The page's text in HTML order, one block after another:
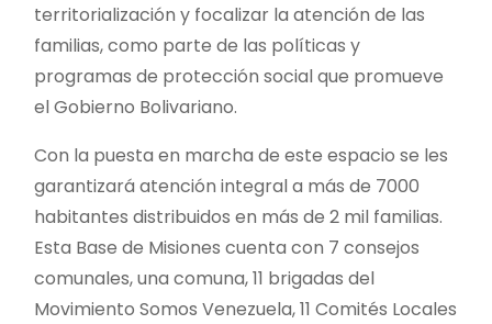
territorialización y focalizar la atención de las
familias, como parte de las políticas y
programas de protección social que promueve
el Gobierno Bolivariano.
Con la puesta en marcha de este espacio se les
garantizará atención integral a más de 7000
habitantes distribuidos en más de 2 mil familias.
Esta Base de Misiones cuenta con 7 consejos
comunales, una comuna, 11 brigadas del
Movimiento Somos Venezuela, 11 Comités Locales